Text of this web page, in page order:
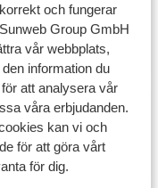
och fungerar
Group GmbH
vår webbplats,
information du
att analysera vår
våra erbjudanden.
kan vi och
för att göra vårt
för dig.
stranden